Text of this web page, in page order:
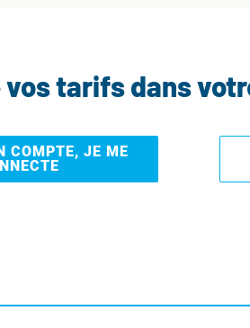
tarifs dans
COMPTE, JE ME